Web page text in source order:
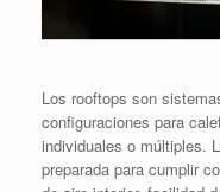
Los rooftops son
configuraciones para
individuales o múltiples.
preparada para cumplir